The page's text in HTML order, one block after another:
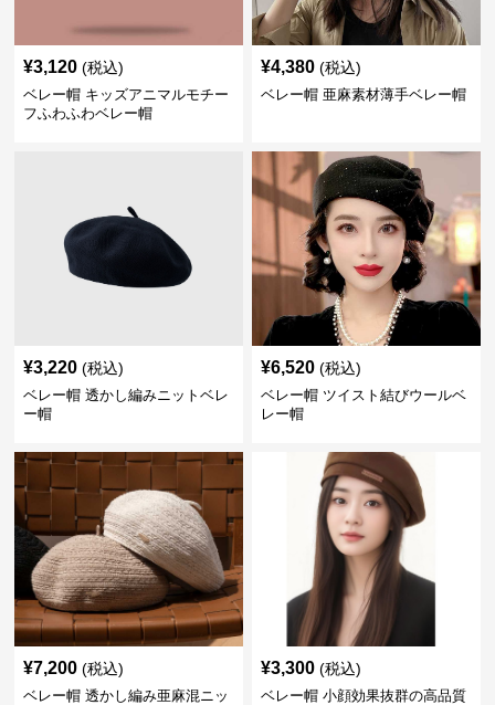
¥3,120 (税込)
ベレー帽 キッズアニマルモチー
フふわふわベレー帽
¥4,380 (税込)
ベレー帽 亜麻素材薄手ベレー帽
¥3,220 (税込)
ベレー帽 透かし編みニットベレ
ー帽
¥6,520 (税込)
ベレー帽 ツイスト結びウールベ
レー帽
¥7,200 (税込)
ベレー帽 透かし編み亜麻混ニッ
¥3,300 (税込)
ベレー帽 小顔効果抜群の高品質